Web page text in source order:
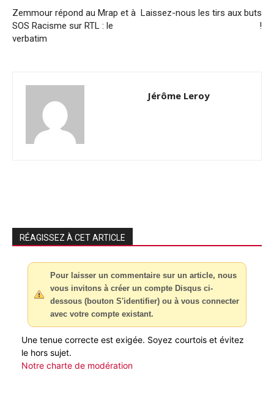
Zemmour répond au Mrap et à
SOS Racisme sur RTL : le
verbatim
Laissez-nous les tirs aux buts
!
Jérôme Leroy
RÉAGISSEZ À CET ARTICLE
Pour laisser un commentaire sur un article, nous
vous invitons à créer un compte Disqus ci-
dessous (bouton S'identifier) ou à vous connecter
avec votre compte existant.
Une tenue correcte est exigée. Soyez courtois et évitez
le hors sujet.
Notre charte de modération